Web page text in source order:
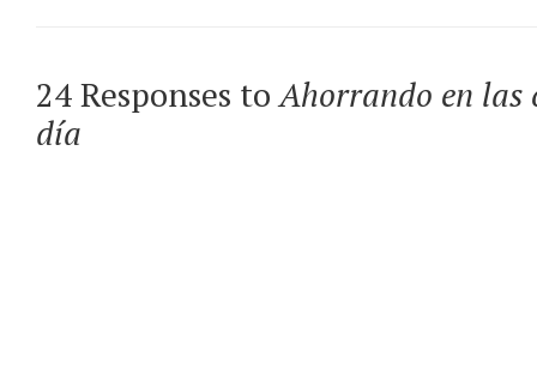
24 Responses toAhorrando en las
día